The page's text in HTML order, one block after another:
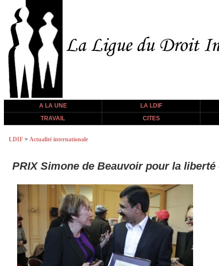
A LA UNE
LA LDIF
TRAVAIL
CITES
LDIF > Actualité internationale
PRIX Simone de Beauvoir pour la